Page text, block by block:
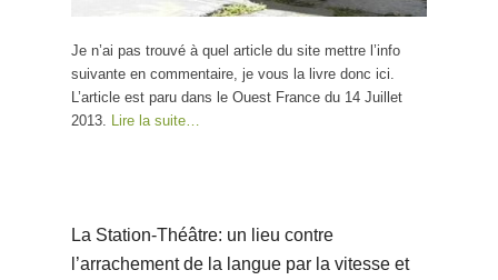
Je n’ai pas trouvé à quel article du site mettre l’info
suivante en commentaire, je vous la livre donc ici.
L’article est paru dans le Ouest France du 14 Juillet
2013. Lire la suite…
La Station-Théâtre: un lieu contre
l’arrachement de la langue par la vitesse et